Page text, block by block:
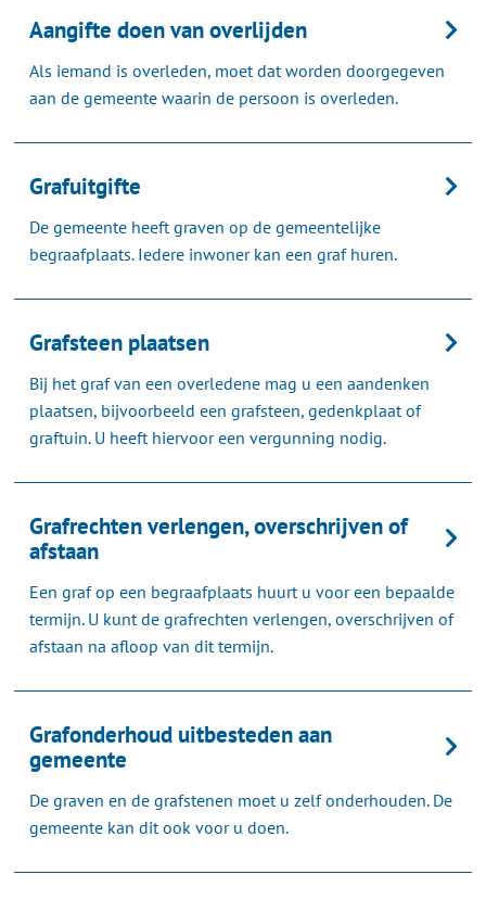
Aangifte doen van overlijden
Als iemand is overleden, moet dat worden doorgegeven
aan de gemeente waarin de persoon is overleden.
Grafuitgifte
De gemeente heeft graven op de gemeentelijke
begraafplaats. Iedere inwoner kan een graf huren.
Grafsteen plaatsen
Bij het graf van een overledene mag u een aandenken
plaatsen, bijvoorbeeld een grafsteen, gedenkplaat of
graftuin. U heeft hiervoor een vergunning nodig.
Grafrechten verlengen, overschrijven of
afstaan
Een graf op een begraafplaats huurt u voor een bepaalde
termijn. U kunt de grafrechten verlengen, overschrijven of
afstaan na afloop van dit termijn.
Grafonderhoud uitbesteden aan
gemeente
De graven en de grafstenen moet u zelf onderhouden. De
gemeente kan dit ook voor u doen.